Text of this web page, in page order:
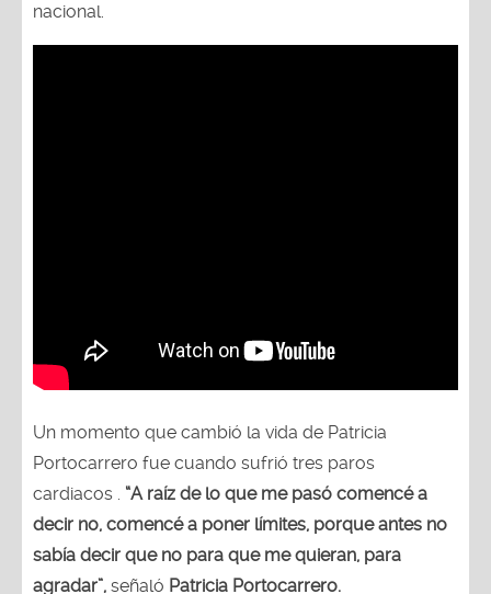
nacional.
Un momento que cambió la vida de Patricia
Portocarrero fue cuando sufrió tres paros
cardiacos . “A raíz de lo que me pasó comencé a
decir no, comencé a poner límites, porque antes no
sabía decir que no para que me quieran, para
agradar”, señaló Patricia Portocarrero.